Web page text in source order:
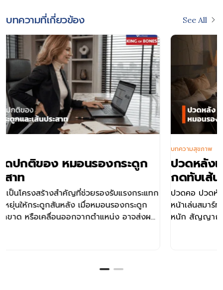
บทความที่เกี่ยวข้อง See All
ปวดหลังแบบไหน เสี่ยง หมอนรองกระดูก
กดทับเส้นประสาท
ปวดคอ ปวดหัว ปวดหลัง และอีกสารพัดปวด ที่เกิดจากการก้ม
หน้าเล่นสมาร์ทโฟน นั่งทำงานต่อเนื่องยาวนาน หรือยกของ
หนัก สัญญาณเหล่านี้ไม่ควรมองข้าม